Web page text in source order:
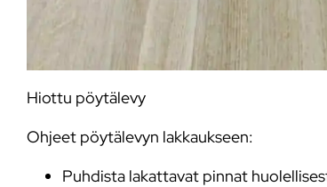
Hiottu pöytälevy
Ohjeet pöytälevyn lakkaukseen:
Puhdista lakattavat pinnat